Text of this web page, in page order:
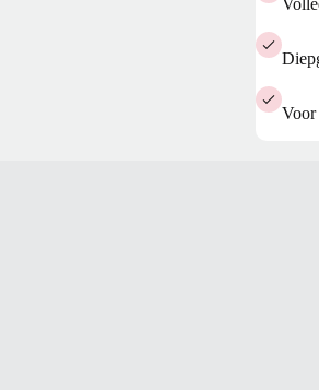
Voor